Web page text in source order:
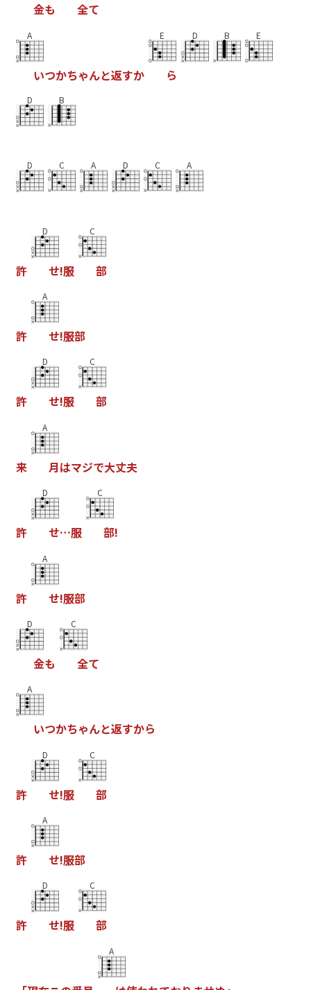
金も 全て
A
いつかちゃんと返すか
E
ら
D B E
D B
D C A D C A
許
D
せ!服
C
部
許
A
せ!服部
許
D
せ!服
C
部
来
A
月はマジで大丈夫
許
D
せ…服
C
部!
許
A
せ!服部
D
金も
C
全て
A
いつかちゃんと返すから
許
D
せ!服
C
部
許
A
せ!服部
許
D
せ!服
C
部
A